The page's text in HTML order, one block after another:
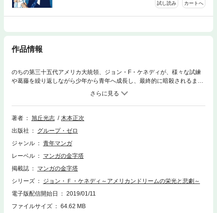
試し読み カートへ
作品情報
のちの第三十五代アメリカ大統領、ジョン・F・ケネディが、様々な試練
や葛藤を繰り返しながら少年から青年へ成長し、最終的に暗殺されるまで
をドキュメンタリータッチで描く壮大なヒューマンストーリー。第二次世
界大戦の勃発後、父ジョーゼフに懇願し海上の実戦部隊に配属された若き
ケネディ。中尉に昇進した彼がレーダー無しの魚雷艇「PT109」に乗り込
み暗黒の海原へ旅立った矢先、日本軍の駆逐艦「天霧」と不意の衝突。乗
著者 旭丘光志
木本正次
出版社
グループ・ゼロ
ジャンル
青年マンガ
レーベル
マンガの金字塔
掲載誌
マンガの金字塔
シリーズ
ジョン・Ｆ・ケネディ～アメリカンドリームの栄光と悲劇～
電子版配信開始日
2019/01/11
ファイルサイズ
64.62 MB